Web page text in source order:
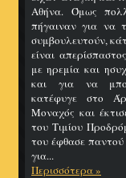
Αθήνα. Όμως
πήγαιναν για να
συμβουλευτούν,
είναι
με ηρεμία και
και για να
κατέφυγε στο
Μοναχός και
του Τιμίου
του έφθασε
για...
Περισσότερα »